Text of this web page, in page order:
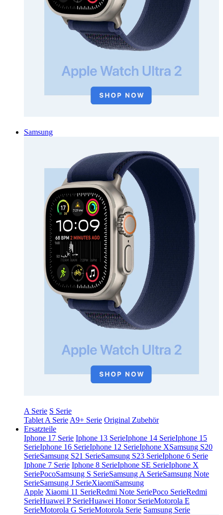
Samsung
A Serie S Serie
Tablet A Serie A9+ Serie Original Zubehör
Ersatzteile
Iphone 17 Serie Iphone 13 SerieIphone 14 SerieIphone 15
SerieIphone 16 SerieIphone 12 SerieIphone XSamsung S20
SerieSamsung S21 SerieSamsung S23 SerieIphone 6 Serie
Iphone 7 Serie Iphone 8 SerieIphone SE SerieIphone X
SeriePocoSamsung S SerieSamsung A SerieSamsung Note
SerieSamsung J SerieXiaomiSamsung
Apple Xiaomi 11 SerieRedmi Note SeriePoco SerieRedmi
SerieHuawei P SerieHuawei Honor SerieMotorola E
SerieMotorola G SerieMotorola Serie Samsung Serie